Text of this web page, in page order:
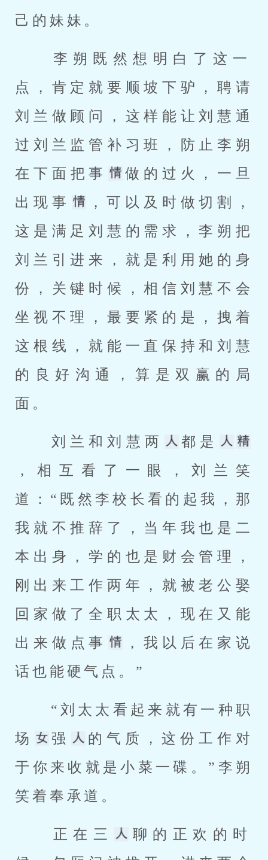
己的妹妹。
点，肯定就要顺坡下驴，聘请
刘兰做顾问，这样能让刘慧通
过刘兰监管补习班，防止李朔
在下面把事
做的过火，一旦
出现事
，可以及时做切割，
这是满足刘慧的需求，李朔把
刘兰引进来，就是利用她的身
份，关键时候，相信刘慧不会
坐视不理，最要紧的是，拽着
这根线，就能一直保持和刘慧
的良好沟通，算是双赢的局
面。
刘兰和刘慧两
都是
，相互看了一眼，刘兰笑
道：“既然李校长看的起我，那
我就不推辞了，当年我也是二
本出身，学的也是财会管理，
刚出来工作两年，就被老公娶
回家做了全职太太，现在又能
出来做点事
，我以后在家说
话也能硬气点。”
场
强
的气质，这份工作对
于你来收就是小菜一碟。”李朔
笑着奉承道。
正在三
聊的正欢的时